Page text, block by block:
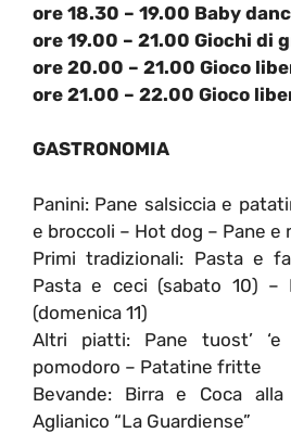
ore 18.30 – 19.00 Baby
ore 19.00 – 21.00 Giochi di
ore 20.00 – 21.00 Gioco
ore 21.00 – 22.00 Gioco
GASTRONOMIA
Panini: Pane salsiccia e
e broccoli – Hot dog – Pane e
Primi tradizionali: Pasta e
Pasta e ceci (sabato 10) –
(domenica 11)
Altri piatti: Pane tuost’
pomodoro – Patatine fritte
Bevande: Birra e Coca
Aglianico “La Guardiense”